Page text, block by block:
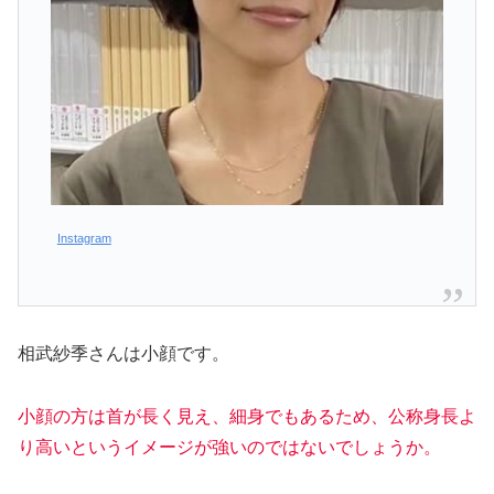
Instagram
相武紗季さんは小顔です。
小顔の方は首が長く見え、細身でもあるため、公称身長よ
り高いというイメージが強いのではないでしょうか。